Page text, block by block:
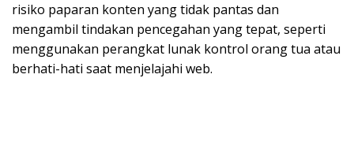
risiko paparan konten yang tidak pantas dan
mengambil tindakan pencegahan yang tepat, seperti
menggunakan perangkat lunak kontrol orang tua atau
berhati-hati saat menjelajahi web.